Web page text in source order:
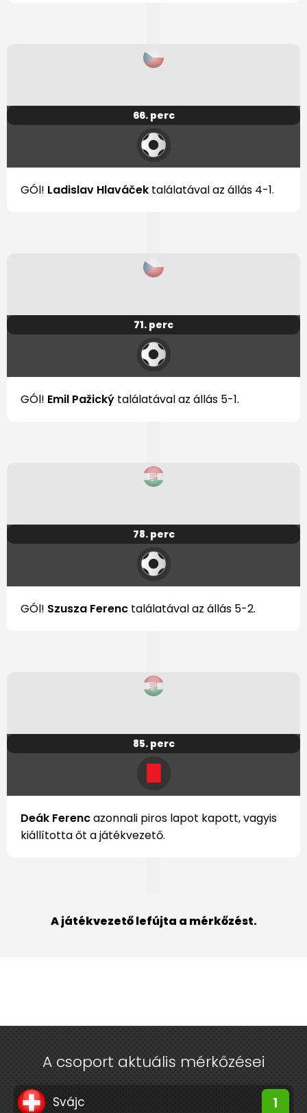
66. perc
GÓl! Ladislav Hlaváček találatával az állás 4-1.
71. perc
GÓl! Emil Pažický találatával az állás 5-1.
78. perc
GÓl! Szusza Ferenc találatával az állás 5-2.
85. perc
Deák Ferencazonnali piros lapot kapott, vagyis
kiállította őt a játékvezető.
A játékvezető lefújta a mérkőzést.
A csoport aktuális mérkőzései
Svájc 1